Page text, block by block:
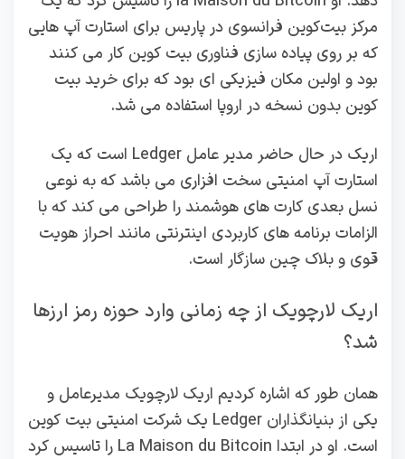
مرکز بیت‌کوین فرانسوی در پاریس برای استارت‌ آپ ‌هایی
که بر روی پیاده‌ سازی فناوری بیت‌ کوین کار می ‌کنند
بود و اولین مکان فیزیکی ای بود که برای خرید بیت
‌کوین بدون نسخه در اروپا استفاده می شد.
اریک در حال حاضر مدیر عامل Ledger است که یک
استارت آپ امنیتی سخت افزاری می باشد که به نوعی
نسل بعدی کارت های هوشمند را طراحی می کند که با
الزامات برنامه های کاربردی اینترنتی مانند احراز هویت
قوی و بلاک چین سازگار است.
اریک لارچویک از چه زمانی وارد حوزه رمز ارزها
شد؟
همان طور که اشاره کردیم اریک لارچویک مدیرعامل و
یکی از بنیانگذاران Ledger یک شرکت امنیتی بیت کوین
است. او در ابتدا La Maison du Bitcoin را تاسیس کرد